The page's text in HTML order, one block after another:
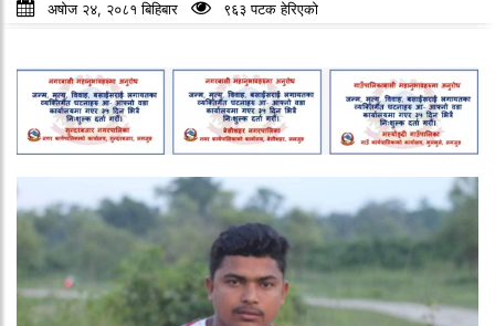
अषोज २४, २०८१ बिहिबार ९६३ पटक हेरिएको